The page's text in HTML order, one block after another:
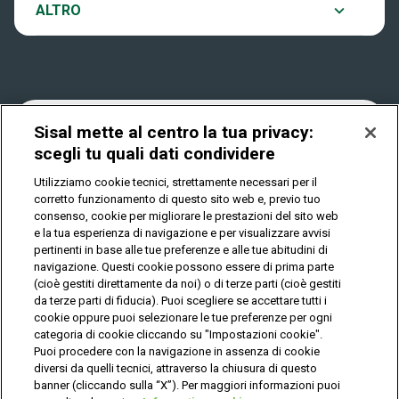
Play Your Date
Dove si gioca
Quanto si vince
Come riscuotere
ALTRO
Notifiche
Cookies
Privacy
IL GIOCO È VIETATO AI MINORI E PUÒ CAUSARE
DIPENDENZA PATOLOGICA
© Copyright Sisal Italia S.p.A. - P.I. 02433760135
Privacy Cookies
Mappa
del
sito
Sisal mette al centro la tua privacy:
scegli tu quali dati condividere
Utilizziamo cookie tecnici, strettamente necessari per il
corretto funzionamento di questo sito web e, previo tuo
consenso, cookie per migliorare le prestazioni del sito web
e la tua esperienza di navigazione e per visualizzare avvisi
pertinenti in base alle tue preferenze e alle tue abitudini di
navigazione. Questi cookie possono essere di prima parte
(cioè gestiti direttamente da noi) o di terze parti (cioè gestiti
da terze parti di fiducia). Puoi scegliere se accettare tutti i
cookie oppure puoi selezionare le tue preferenze per ogni
categoria di cookie cliccando su "Impostazioni cookie".
Puoi procedere con la navigazione in assenza di cookie
diversi da quelli tecnici, attraverso la chiusura di questo
banner (cliccando sulla “X”). Per maggiori informazioni puoi